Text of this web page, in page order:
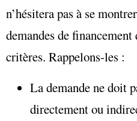
n’hésitera pas à se
demandes de
critères. Rappelons-les :
La demande ne doit
directement ou